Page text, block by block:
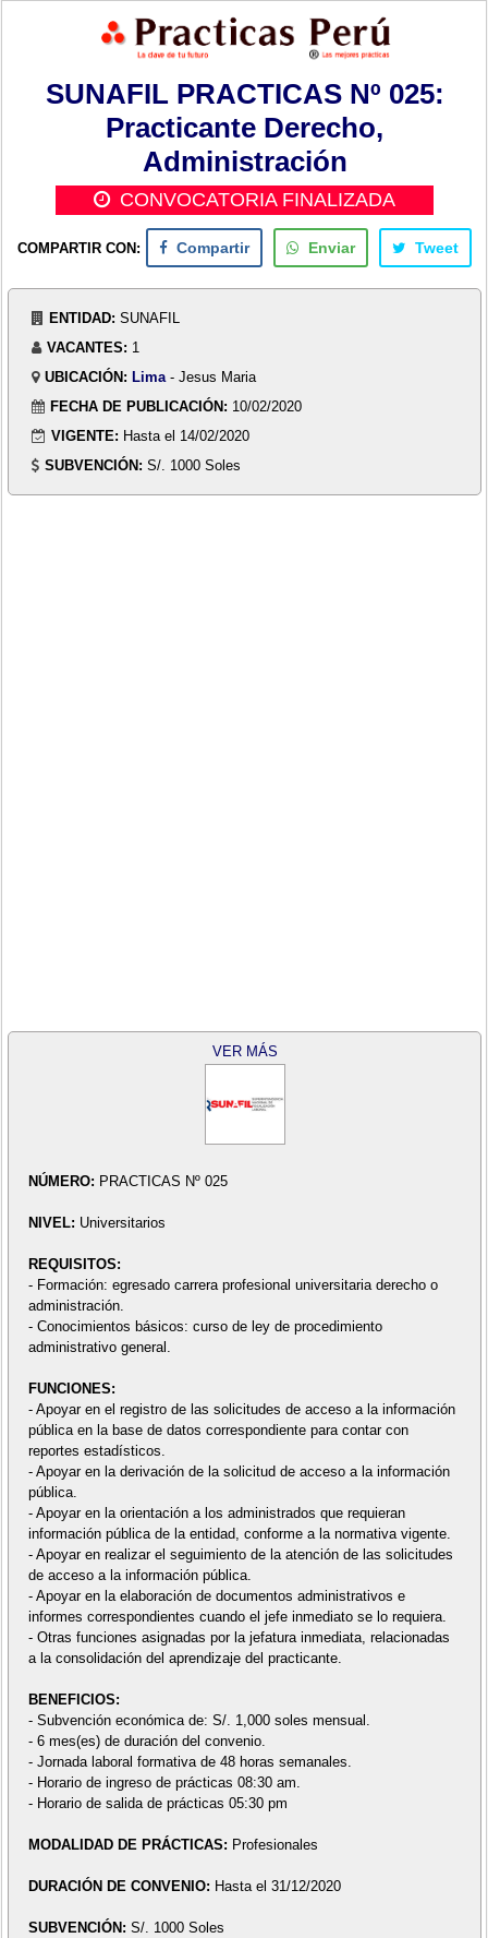
SUNAFIL PRACTICAS Nº 025:
Practicante Derecho,
Administración
CONVOCATORIA FINALIZADA
COMPARTIR CON: Compartir Enviar Tweet
ENTIDAD: SUNAFIL
VACANTES: 1
UBICACIÓN: Lima - Jesus Maria
FECHA DE PUBLICACIÓN: 10/02/2020
VIGENTE: Hasta el 14/02/2020
SUBVENCIÓN: S/. 1000 Soles
VER MÁS
NÚMERO: PRACTICAS Nº 025
NIVEL: Universitarios
REQUISITOS:
- Formación: egresado carrera profesional universitaria derecho o
administración.
- Conocimientos básicos: curso de ley de procedimiento
administrativo general.
FUNCIONES:
- Apoyar en el registro de las solicitudes de acceso a la información
pública en la base de datos correspondiente para contar con
reportes estadísticos.
- Apoyar en la derivación de la solicitud de acceso a la información
pública.
- Apoyar en la orientación a los administrados que requieran
información pública de la entidad, conforme a la normativa vigente.
- Apoyar en realizar el seguimiento de la atención de las solicitudes
de acceso a la información pública.
- Apoyar en la elaboración de documentos administrativos e
informes correspondientes cuando el jefe inmediato se lo requiera.
- Otras funciones asignadas por la jefatura inmediata, relacionadas
a la consolidación del aprendizaje del practicante.
BENEFICIOS:
- Subvención económica de: S/. 1,000 soles mensual.
- 6 mes(es) de duración del convenio.
- Jornada laboral formativa de 48 horas semanales.
- Horario de ingreso de prácticas 08:30 am.
- Horario de salida de prácticas 05:30 pm
MODALIDAD DE PRÁCTICAS: Profesionales
DURACIÓN DE CONVENIO: Hasta el 31/12/2020
SUBVENCIÓN: S/. 1000 Soles